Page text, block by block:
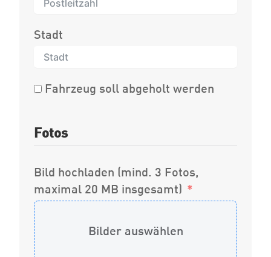
Stadt
Fahrzeug soll abgeholt werden
Fotos
Bild hochladen (mind. 3 Fotos,
maximal 20 MB insgesamt)
Bilder auswählen